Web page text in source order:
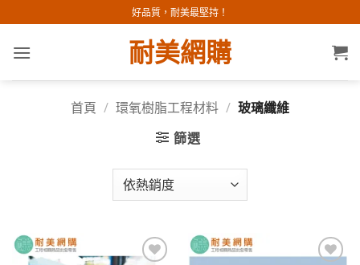
to
content
好品質，耐美最堅持！
耐美網購
首頁 / 環氧樹脂工程材料 / 玻璃纖維
篩選